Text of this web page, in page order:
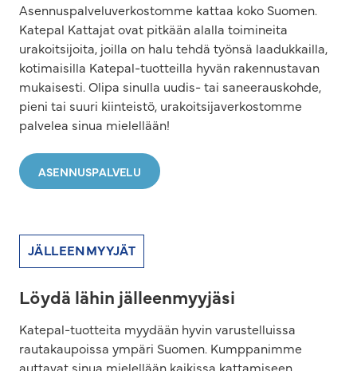
Asennuspalveluverkostomme kattaa koko Suomen.
Katepal Kattajat ovat pitkään alalla toimineita
urakoitsijoita, joilla on halu tehdä työnsä laadukkailla,
kotimaisilla Katepal-tuotteilla hyvän rakennustavan
mukaisesti. Olipa sinulla uudis- tai saneerauskohde,
pieni tai suuri kiinteistö, urakoitsijaverkostomme
palvelea sinua mielellään!
ASENNUSPALVELU
JÄLLEENMYYJÄT
Löydä lähin jälleenmyyjäsi
Katepal-tuotteita myydään hyvin varustelluissa
rautakaupoissa ympäri Suomen. Kumppanimme
auttavat sinua mielellään kaikissa kattamiseen